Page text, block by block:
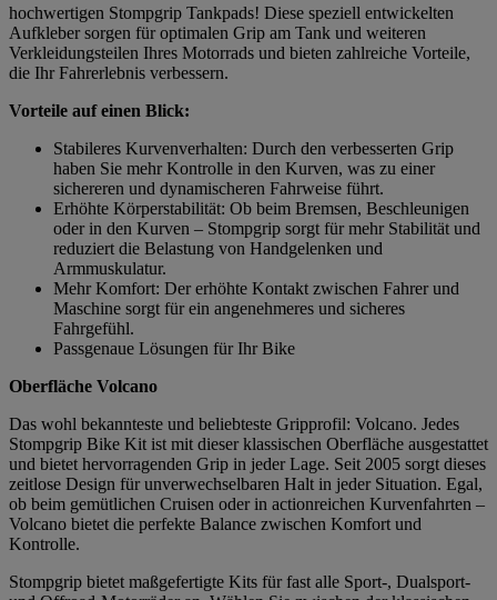
hochwertigen Stompgrip Tankpads! Diese speziell entwickelten
Aufkleber sorgen für optimalen Grip am Tank und weiteren
Verkleidungsteilen Ihres Motorrads und bieten zahlreiche Vorteile,
die Ihr Fahrerlebnis verbessern.
Vorteile auf einen Blick:
Stabileres Kurvenverhalten: Durch den verbesserten Grip
haben Sie mehr Kontrolle in den Kurven, was zu einer
sichereren und dynamischeren Fahrweise führt.
Erhöhte Körperstabilität: Ob beim Bremsen, Beschleunigen
oder in den Kurven – Stompgrip sorgt für mehr Stabilität und
reduziert die Belastung von Handgelenken und
Armmuskulatur.
Mehr Komfort: Der erhöhte Kontakt zwischen Fahrer und
Maschine sorgt für ein angenehmeres und sicheres
Fahrgefühl.
Passgenaue Lösungen für Ihr Bike
Oberfläche Volcano
Das wohl bekannteste und beliebteste Gripprofil: Volcano. Jedes
Stompgrip Bike Kit ist mit dieser klassischen Oberfläche ausgestattet
und bietet hervorragenden Grip in jeder Lage. Seit 2005 sorgt dieses
zeitlose Design für unverwechselbaren Halt in jeder Situation. Egal,
ob beim gemütlichen Cruisen oder in actionreichen Kurvenfahrten –
Volcano bietet die perfekte Balance zwischen Komfort und
Kontrolle.
Stompgrip bietet maßgefertigte Kits für fast alle Sport-, Dualsport-